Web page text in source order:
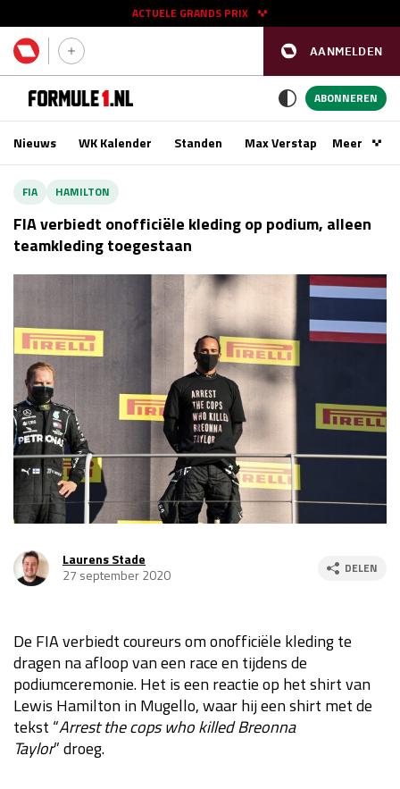
AANMELDEN
ACTUELE GRANDS PRIX
11 - 13 sep
Race
GP AZERBEIDZJAN 2026
Kwalificatie
vr 14:00 - 15:00
Race
za 13:00 - 15:00
Kwalificatie
za 15:00 - 16:00
Race
zo 14:00 - 16:00
GP VERENIGDE STATEN 2026
Kwalificatie
za 23:00 - 00:00
GP MEXICO 2026 30 okt - 01 nov
GP SÃO PAULO 2026
Kwalificatie
za 19:00 - 20:00
Race
zo 18:00 - 20:00
ABONNEREN
Nieuws WK Kalender Standen Max VerstappenMeer
FIA HAMILTON
FIA verbiedt onofficiële kleding op podium, alleen
teamkleding toegestaan
Laurens Stade
27 september 2020
DELEN
De FIA verbiedt coureurs om onofficiële kleding te
dragen na afloop van een race en tijdens de
podiumceremonie. Het is een reactie op het shirt van
Lewis Hamilton in Mugello, waar hij een shirt met de
tekst “Arrest the cops who killed Breonna
Taylor” droeg.